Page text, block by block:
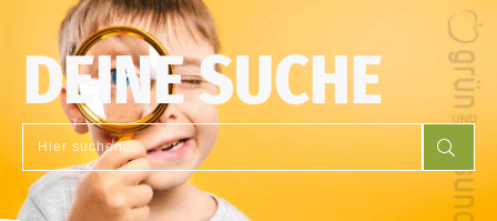
DEINE SUCHE